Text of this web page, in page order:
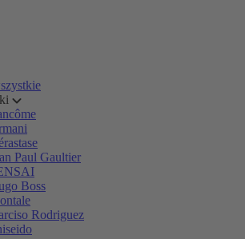
Paul Gaultier
Boss
Rodriguez